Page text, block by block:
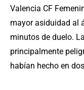
Valencia CF
mayor asiduidad al
minutos de duelo.
principalmente
habían hecho en